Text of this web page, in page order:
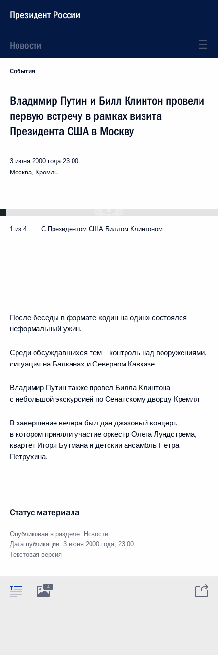
Президент России
Новости
События
Владимир Путин и Билл Клинтон провели
первую встречу в рамках визита
Президента США в Москву
3 июня 2000 года 23:00
Москва, Кремль
1 из 4 С Президентом США Биллом Клинтоном.
После беседы в формате «один на один» состоялся
неформальный ужин.
Среди обсуждавшихся тем – контроль над вооружениями,
ситуация на Балканах и Северном Кавказе.
Владимир Путин также провел Билла Клинтона
с небольшой экскурсией по Сенатскому дворцу Кремля.
В завершение вечера был дан джазовый концерт,
в котором приняли участие оркестр Олега Лундстрема,
квартет Игоря Бутмана и детский ансамбль Петра
Петрухина.
Статус материала
Опубликован в разделе: Новости
Дата публикации: 3 июня 2000 года, 23:00
Текстовая версия
4